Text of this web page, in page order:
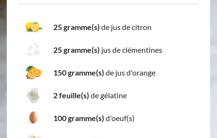
25 gramme(s) de jus de citron
25 gramme(s) jus de clémentines
150 gramme(s) de jus d'orange
2 feuille(s) de gélatine
100 gramme(s) d'oeuf(s)